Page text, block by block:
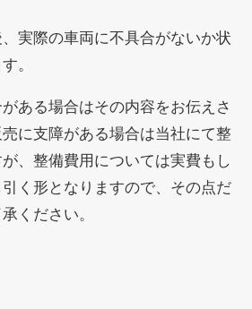
実際の車両に不具合がないか状
。
ある場合はその内容をお伝えさ
に支障がある場合は当社にて整
、整備費用については実費もし
く形となりますので、その点だ
ください。